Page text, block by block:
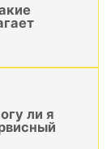
ли я